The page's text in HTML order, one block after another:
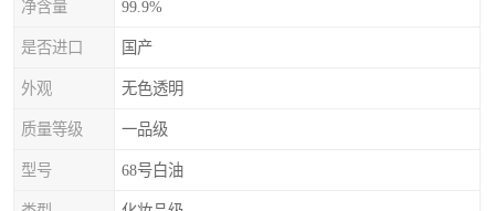
净含量 99.9%
是否进口 国产
外观 无色透明
质量等级 一品级
型号 68号白油